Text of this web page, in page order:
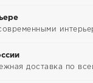
доставка по